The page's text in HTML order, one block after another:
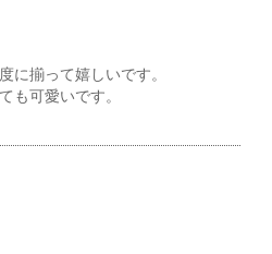
に揃って嬉しいです。
も可愛いです。